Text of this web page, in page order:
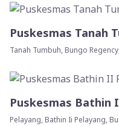
Puskesmas Tanah
Tanah Tumbuh, Bungo
Puskesmas Bathin
Pelayang, Bathin Ii Pelayang,